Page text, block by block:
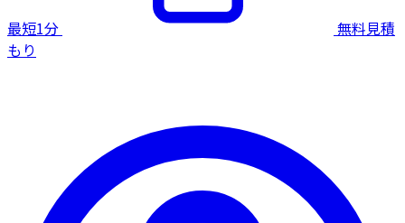
最短1分
無料見積
もり